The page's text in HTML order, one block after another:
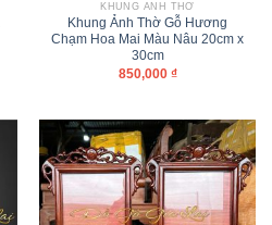
KHUNG ẢNH THỜ
Khung Ảnh Thờ Gỗ Hương
Chạm Hoa Mai Màu Nâu 20cm x
30cm
850,000 ₫